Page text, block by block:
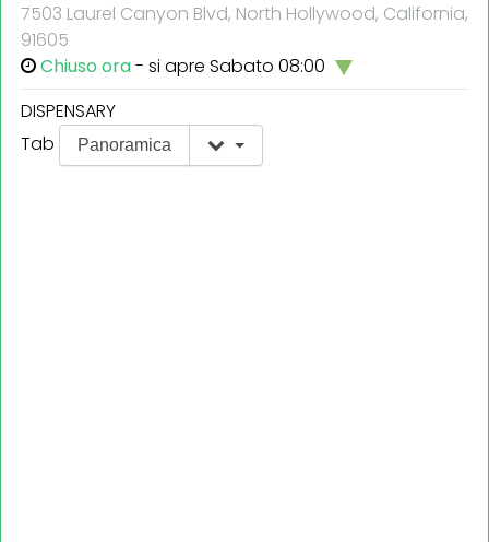
7503 Laurel Canyon Blvd, North Hollywood, California,
91605
Chiuso ora- si apre Sabato 08:00
DISPENSARY
Tab
Panoramica